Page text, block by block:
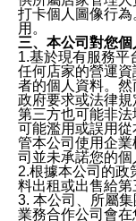
打卡個人圖像行
用。
三、本公司對您
1.基於現有服務平
任何店家的營運
者的個人資料。
政府要求或法律規
第三方也可能非
可能濫用或誤用
管本公司使用企
司並未承諾您的個
2.根據本公司的政
料出租或出售給第
3. 本公司、所屬
業務合作公司會